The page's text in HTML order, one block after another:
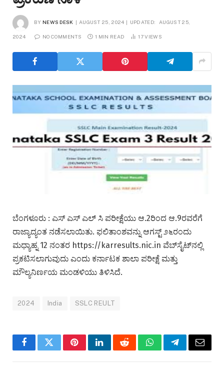
BY NEWS DESK AUGUST 25, 2024 UPDATED: AUGUST 25,
2024 NO COMMENTS 1 MIN READ 17VIEWS
ಬೆಂಗಳೂರು : ಎಸ್ ಎಸ್ ಎಲ್ ಸಿ ಪರೀಕ್ಷೆಯು ಆ.2ರಿಂದ ಆ.9ರವರೆಗೆ
ರಾಜ್ಯಾದ್ಯಂತ ನಡೆಸಲಾಯಿತು. ಫಲಿತಾಂಶವನ್ನು ಆಗಸ್ಟ್ ೨೬ರಂದು
ಮಧ್ಯಾಹ್ನ 12 ನಂತರ https://karresults.nic.in ವೆಬ್‍ಸೈಟ್‍ನಲ್ಲಿ
ಪ್ರಕಟಿಸಲಾಗುವುದು ಎಂದು ಕರ್ನಾಟಕ ಶಾಲಾ ಪರೀಕ್ಷೆ ಮತ್ತು
ಮೌಲ್ಯನಿರ್ಣಯ ಮಂಡಳಿಯು ತಿಳಿಸಿದೆ.
2024 India SSLC REULT
FacebookTwitterPinterestLinkedInRedditWhatsAppTelegramEmail